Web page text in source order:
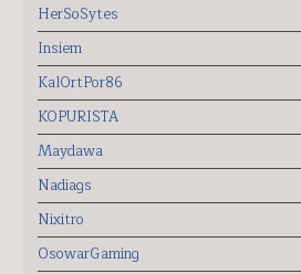
HerSoSytes
Insiem
KalOrtPor86
KOPURISTA
Maydawa
Nadiags
Nixitro
OsowarGaming